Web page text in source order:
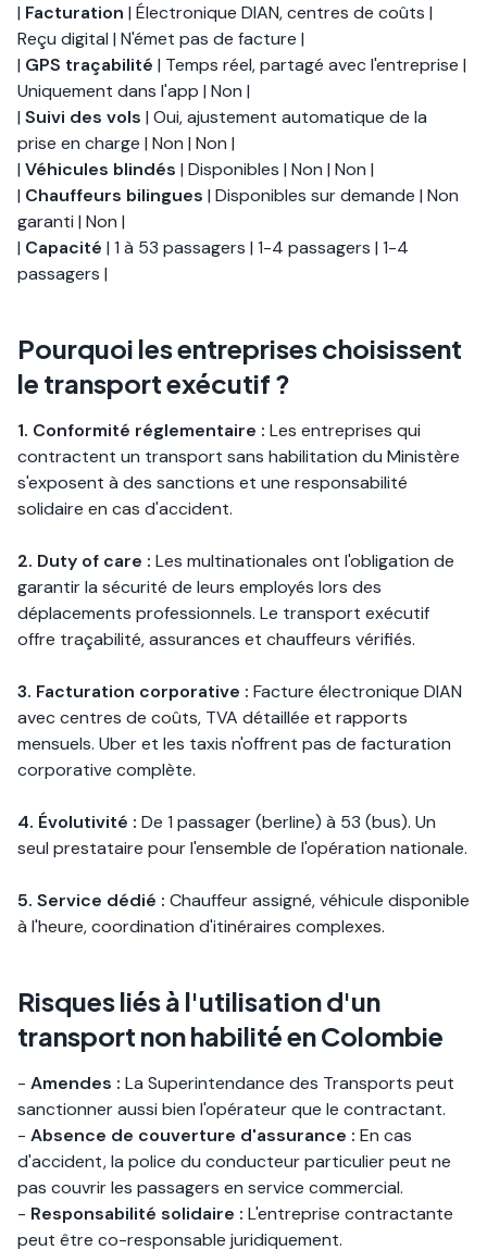
| Facturation | Électronique DIAN, centres de coûts |
Reçu digital | N'émet pas de facture |
| GPS traçabilité | Temps réel, partagé avec l'entreprise |
Uniquement dans l'app | Non |
| Suivi des vols | Oui, ajustement automatique de la
prise en charge | Non | Non |
| Véhicules blindés | Disponibles | Non | Non |
| Chauffeurs bilingues | Disponibles sur demande | Non
garanti | Non |
| Capacité | 1 à 53 passagers | 1-4 passagers | 1-4
passagers |
Pourquoi les entreprises choisissent
le transport exécutif ?
1. Conformité réglementaire : Les entreprises qui
contractent un transport sans habilitation du Ministère
s'exposent à des sanctions et une responsabilité
solidaire en cas d'accident.
2. Duty of care : Les multinationales ont l'obligation de
garantir la sécurité de leurs employés lors des
déplacements professionnels. Le transport exécutif
offre traçabilité, assurances et chauffeurs vérifiés.
3. Facturation corporative : Facture électronique DIAN
avec centres de coûts, TVA détaillée et rapports
mensuels. Uber et les taxis n'offrent pas de facturation
corporative complète.
4. Évolutivité : De 1 passager (berline) à 53 (bus). Un
seul prestataire pour l'ensemble de l'opération nationale.
5. Service dédié : Chauffeur assigné, véhicule disponible
à l'heure, coordination d'itinéraires complexes.
Risques liés à l'utilisation d'un
transport non habilité en Colombie
- Amendes : La Superintendance des Transports peut
sanctionner aussi bien l'opérateur que le contractant.
- Absence de couverture d'assurance : En cas
d'accident, la police du conducteur particulier peut ne
pas couvrir les passagers en service commercial.
- Responsabilité solidaire : L'entreprise contractante
peut être co-responsable juridiquement.